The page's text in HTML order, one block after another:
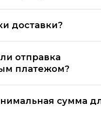
доставки?
отправка
платежом?
сумма